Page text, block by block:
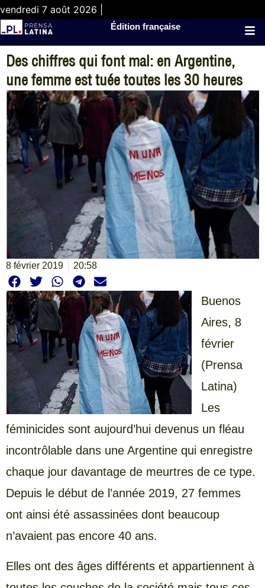
vendredi 7 août 2026 |
Édition française
Des chiffres qui font mal: en Argentine,
une femme est tuée toutes les 30 heures
8 février 2019 20:58
Buenos
Aires, 8
février
(Prensa
Latina)
Les
féminicides sont aujourd’hui devenus un fléau
incontrôlable dans une Argentine qui enregistre
chaque jour davantage de meurtres de ce type.
Depuis le début de l’année 2019, 27 femmes
ont ainsi été assassinées dont beaucoup
n’avaient pas encore 40 ans.
Elles ont des âges différents et appartiennent à